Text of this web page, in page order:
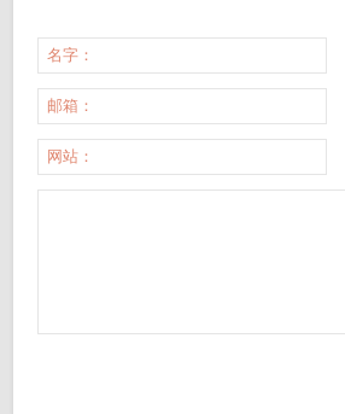
名字：
邮箱：
网站：